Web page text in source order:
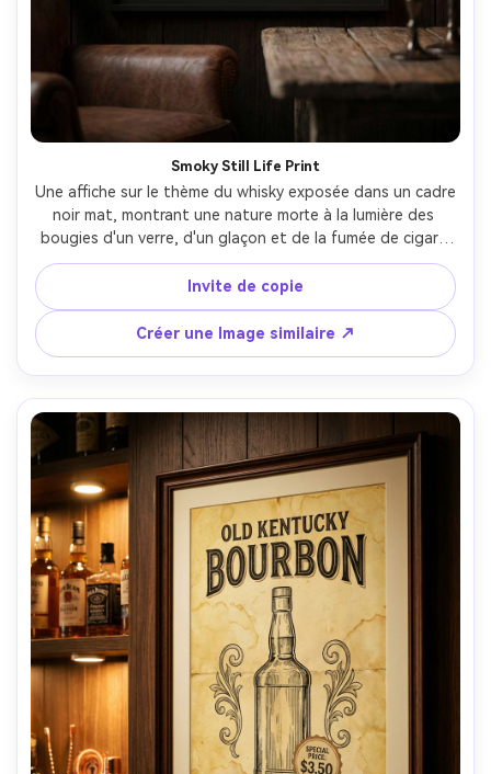
Smoky Still Life Print
Une affiche sur le thème du whisky exposée dans un cadre
noir mat, montrant une nature morte à la lumière des
bougies d'un verre, d'un glaçon et de la fumée de cigare
se recourbant dans le titre, une palette d'ambre chaude,
des lettres serifs modernes, des marges généreuses, une
texture de papier subtile, prêt à imprimer 300 dpi,
photographié 85 mm f/1.8 avec une profondeur de champ
peu profonde, un contraste humoreux, une mise au point
nette sur la surface de l'affiche, des points forts et des
ombres réalistes-AR 4:5
Invite de copie
Créer une Image similaire ↗